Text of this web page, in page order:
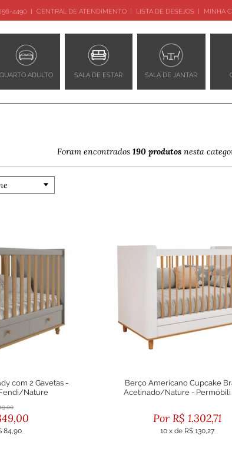
4490 CENTRAL DE ATENDIMENTO LISTA DE DESEJOS MINHA
QUARTO ADULTO SALA DE ESTAR SALA DE JANTAR
Foram encontrados 190 produtosnesta
com 2 Gavetas -
Nature
84,90
Berço Americano Cupcake
Acetinado/Nature - Permóbili
R$ 1.302,71
10 x de R$ 130,27